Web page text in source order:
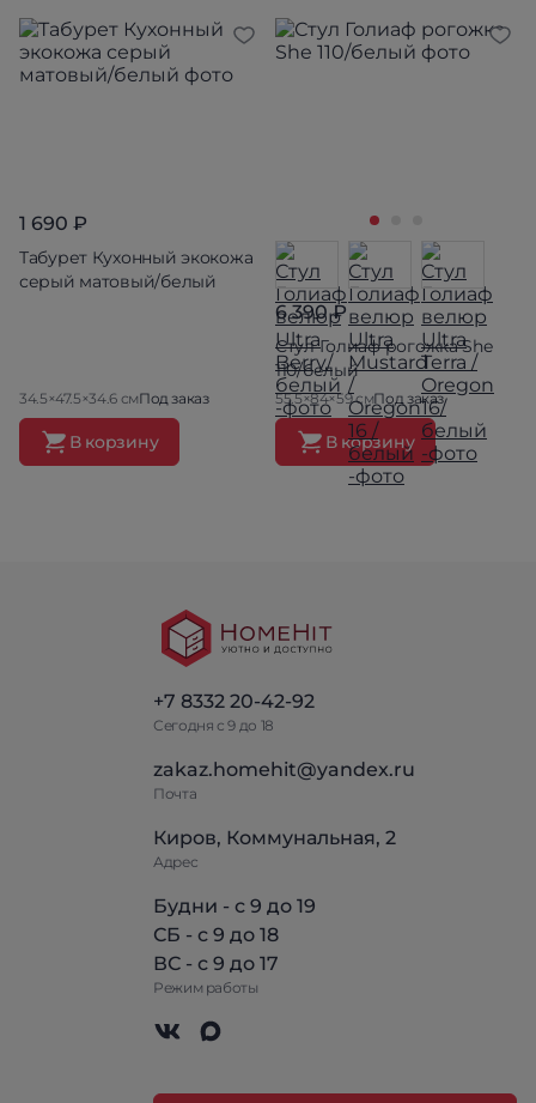
1 690 ₽
Табурет Кухонный экокожа
серый матовый/белый
34.5×47.5×34.6 смПод заказ
В корзину
6 390 ₽
Стул Голиаф рогожка She
110/белый
55.5×84×59 смПод заказ
В корзину
+7 8332 20-42-92
Сегодня с 9 до 18
zakaz.homehit@yandex.ru
Почта
Киров, Коммунальная, 2
Адрес
Будни - с 9 до 19
СБ - с 9 до 18
ВС - с 9 до 17
Режим работы